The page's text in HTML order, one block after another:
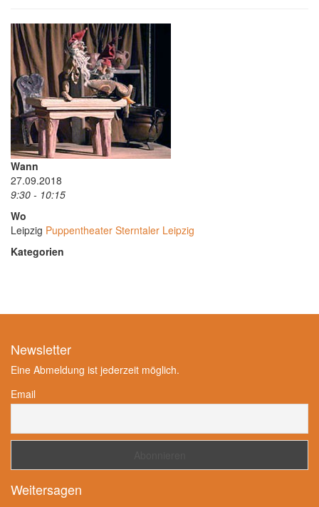
Wann
27.09.2018
9:30 - 10:15
Wo
Leipzig Puppentheater Sterntaler Leipzig
Kategorien
Newsletter
Eine Abmeldung ist jederzeit möglich.
Email
Weitersagen